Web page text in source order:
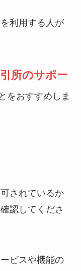
利用する人が
所のサポー
をおすすめしま
されているか
認してくださ
ビスや機能の